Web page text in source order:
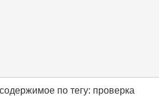
по тегу: проверка